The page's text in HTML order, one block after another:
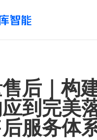
后｜构
到完美
服务体